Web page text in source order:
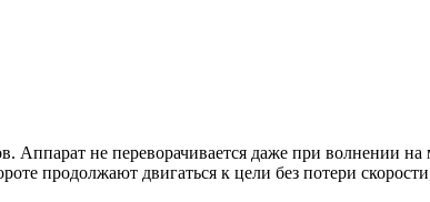
Аппарат не переворачивается даже при волнении
продолжают двигаться к цели без потери